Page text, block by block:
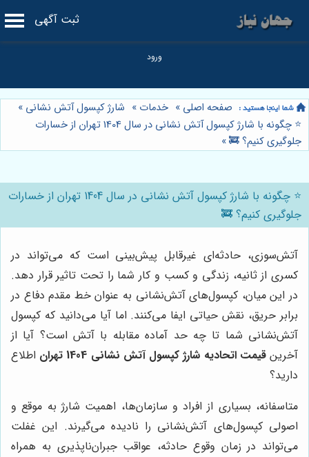
ثبت آگهی
صفحه اصلی » خدمات » شارژ کپسول آتش نشانی »
⭐️ چگونه با شارژ کپسول آتش نشانی در سال 1404 تهران از خسارات
جلوگیری کنیم؟ 🚒»
⭐️ چگونه با شارژ کپسول آتش نشانی در سال 1404 تهران از خسارات
جلوگیری کنیم؟ 🚒
آتش‌سوزی، حادثه‌ای غیرقابل پیش‌بینی است که می‌تواند در
کسری از ثانیه، زندگی و کسب و کار شما را تحت تاثیر قرار دهد.
در این میان، کپسول‌های آتش‌نشانی به عنوان خط مقدم دفاع در
برابر حریق، نقش حیاتی ایفا می‌کنند. اما آیا می‌دانید که کپسول
آتش‌نشانی شما تا چه حد آماده مقابله با آتش است؟ آیا از
آخرینقیمت اتحادیه شارژ کپسول آتش نشانی 1404 تهران
اطلاع
دارید؟
متاسفانه، بسیاری از افراد و سازمان‌ها، اهمیت شارژ به موقع و
اصولی کپسول‌های آتش‌نشانی را نادیده می‌گیرند. این غفلت
می‌تواند در زمان وقوع حادثه، عواقب جبران‌ناپذیری به همراه